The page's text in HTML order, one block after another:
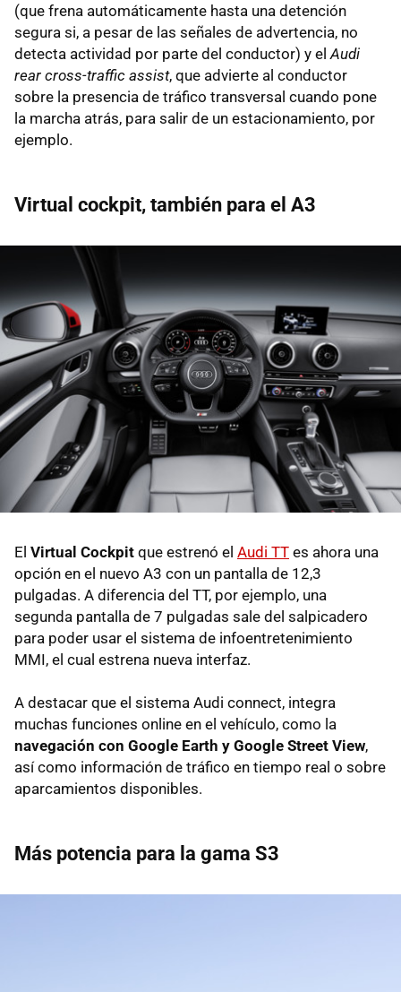
(que frena automáticamente hasta una detención
segura si, a pesar de las señales de advertencia, no
detecta actividad por parte del conductor) y el Audi
rear cross-traffic assist, que advierte al conductor
sobre la presencia de tráfico transversal cuando pone
la marcha atrás, para salir de un estacionamiento, por
ejemplo.
Virtual cockpit, también para el A3
El Virtual Cockpit que estrenó el Audi TT es ahora una
opción en el nuevo A3 con un pantalla de 12,3
pulgadas. A diferencia del TT, por ejemplo, una
segunda pantalla de 7 pulgadas sale del salpicadero
para poder usar el sistema de infoentretenimiento
MMI, el cual estrena nueva interfaz.
A destacar que el sistema Audi connect, integra
muchas funciones online en el vehículo, como la
navegación con Google Earth y Google Street View,
así como información de tráfico en tiempo real o sobre
aparcamientos disponibles.
Más potencia para la gama S3